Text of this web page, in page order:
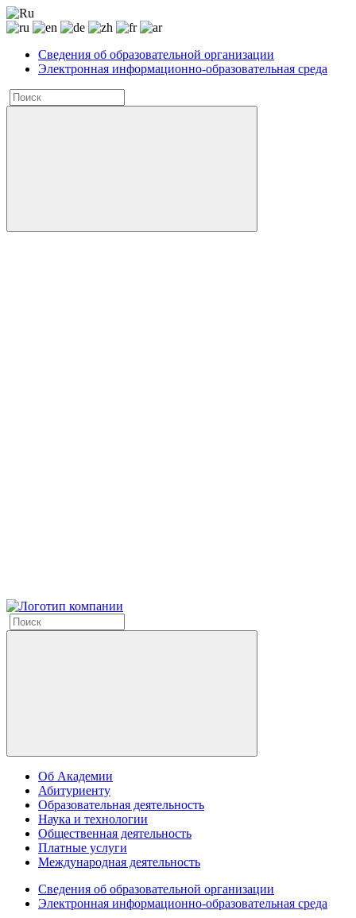
Сведения об образовательной организации
Электронная информационно-образовательная среда
Об Академии
Абитуриенту
Образовательная деятельность
Наука и технологии
Общественная деятельность
Платные услуги
Международная деятельность
Сведения об образовательной организации
Электронная информационно-образовательная среда